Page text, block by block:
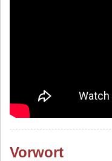
Vorwort